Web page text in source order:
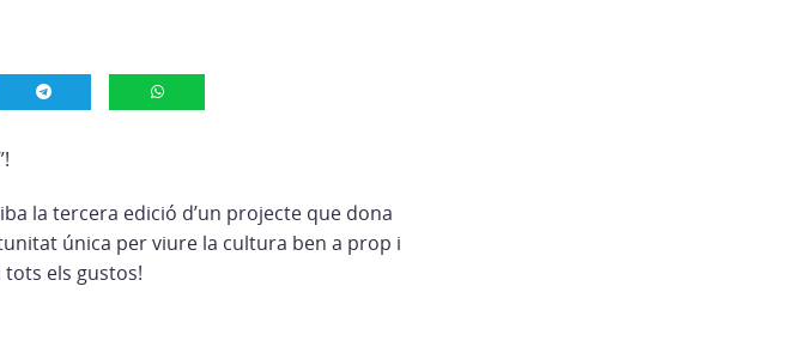
la tercera edició d’un projecte que dona
única per viure la cultura ben a prop i
tots els gustos!